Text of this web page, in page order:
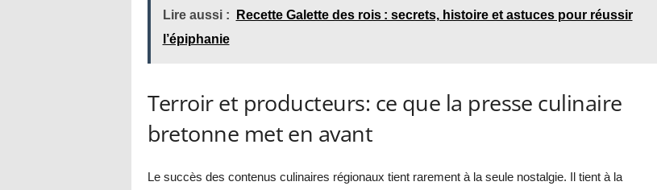
Lire aussi :
Recette Galette des rois : secrets, histoire et astuces pour réussir
l’épiphanie
Terroir et producteurs: ce que la presse culinaire
bretonne met en avant
Le succès des contenus culinaires régionaux tient rarement à la seule nostalgie. Il tient à la